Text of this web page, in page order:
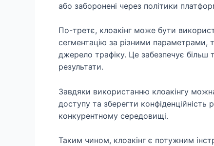
або заборонені через політики
По-третє, клоакінг може бути
сегментацію за різними параметрами,
джерело трафіку. Це забезпечує більш
результати.
Завдяки використанню клоакінгу
доступу та зберегти
конкурентному середовищі.
Таким чином, клоакінг є потужним